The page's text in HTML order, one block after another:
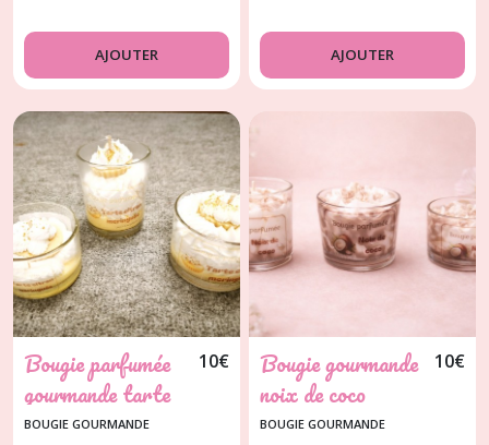
AJOUTER AJOUTER
Bougie parfumée
gourmande tarte
citron meringuée
10€
BOUGIE GOURMANDE
Bougie gourmande
noix de coco
10€
BOUGIE GOURMANDE